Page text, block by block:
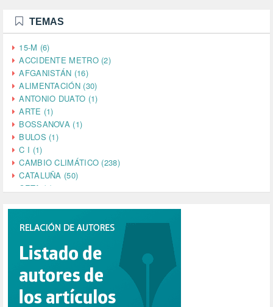
TEMAS
15-M (6)
ACCIDENTE METRO (2)
AFGANISTÁN (16)
ALIMENTACIÓN (30)
ANTONIO DUATO (1)
ARTE (1)
BOSSANOVA (1)
BULOS (1)
C I (1)
CAMBIO CLIMÁTICO (238)
CATALUÑA (50)
CETA (2)
CINE (35)
COMPROMISO (2)
CONFERENCIA (1)
CONSUMO (1)
CORONAVIRUS (155)
CORRUPCIÓN (215)